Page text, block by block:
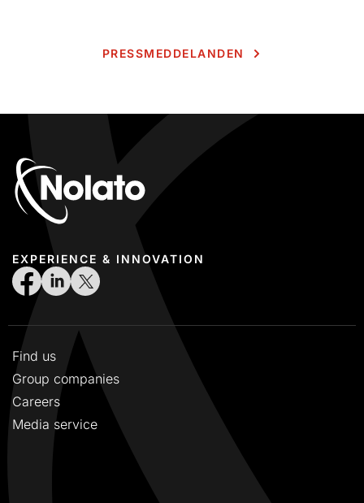
PRESSMEDDELANDEN
EXPERIENCE & INNOVATION
Find us
Group companies
Careers
Media service